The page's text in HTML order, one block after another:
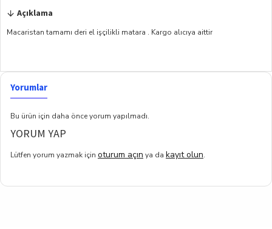
Açıklama
Macaristan tamamı deri el işçilikli matara . Kargo alıcıya aittir
Yorumlar
Bu ürün için daha önce yorum yapılmadı.
YORUM YAP
Lütfen yorum yazmak için oturum açın ya da kayıt olun.